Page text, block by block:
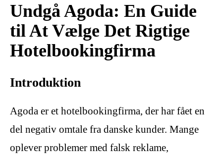
Undgå Agoda: En Guide
til At Vælge Det Rigtige
Hotelbookingfirma
Introduktion
Agoda er et hotelbookingfirma, der har fået en
del negativ omtale fra danske kunder. Mange
oplever problemer med falsk reklame,